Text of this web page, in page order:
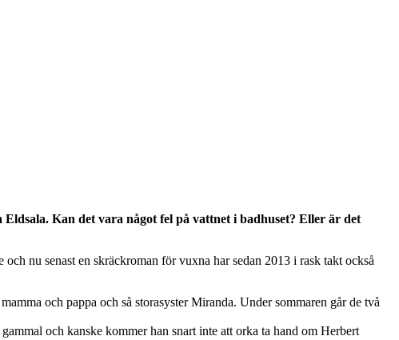
Kan det vara något fel på vattnet i badhuset? Eller är det
nu senast en skräckroman för vuxna har sedan 2013 i rask takt också
och pappa och så storasyster Miranda. Under sommaren går de två
och kanske kommer han snart inte att orka ta hand om Herbert